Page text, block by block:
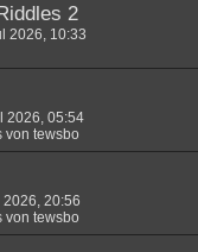
2
2026, 10:33
2026, 05:54
von tewsbo
2026, 20:56
von tewsbo